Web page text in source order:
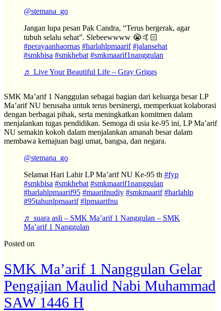
@stemana_go
Jangan lupa pesan Pak Candra, “Terus bergerak, agar
tubuh selalu sehat”. Slebeewwww 😭🤙🏻
#perayaanhaornas #harlahlpmaarif #jalansehat
#smkbisa #smkhebat #smkmaarif1nanggulan
♬ Live Your Beautiful Life – Gray Griggs
SMK Ma’arif 1 Nanggulan sebagai bagian dari keluarga besar LP
Ma’arif NU berusaha untuk terus bersinergi, memperkuat kolaborasi
dengan berbagai pihak, serta meningkatkan komitmen dalam
menjalankan tugas pendidikan. Semoga di usia ke-95 ini, LP Ma’arif
NU semakin kokoh dalam menjalankan amanah besar dalam
membawa kemajuan bagi umat, bangsa, dan negara.
@stemana_go
Selamat Hari Lahir LP Ma’arif NU Ke-95 th #fyp
#smkbisa #smkhebat #smkmaarif1nanggulan
#harlahlpmaarif95 #maarifnudiy #smkmaarif #harlahlp
#95tahunlpmaarif #lpmaarifnu
♬ suara asli – SMK Ma’arif 1 Nanggulan – SMK
Ma’arif 1 Nanggulan
Posted on
SMK Ma’arif 1 Nanggulan Gelar
Pengajian Maulid Nabi Muhammad
SAW 1446 H